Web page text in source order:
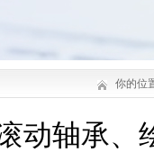
你的位
动轴承、